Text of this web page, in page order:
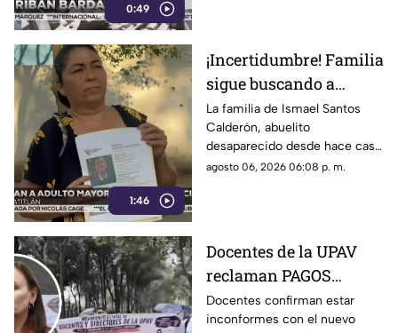
0:49
1:46
¡Incertidumbre! Familia
sigue buscando a
abuelito a casi un mes
de desaparecido en
Veracruz
La familia de Ismael Santos
Calderón, abuelito
desaparecido desde hace casi
un mes en Minatitlán,
agosto 06, 2026 06:08 p. m.
Docentes de la UPAV
reclaman PAGOS
PENDIENTES a Rocío
Nahle
Docentes confirman estar
inconformes con el nuevo